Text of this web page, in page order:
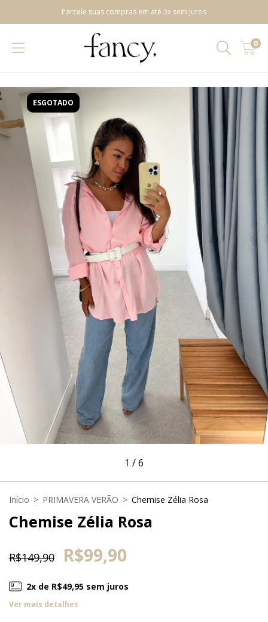
Parcele suas compras em até 3x sem juros
0
ESGOTADO
1 /6
Início > PRIMAVERA VERÃO > Chemise Zélia Rosa
Chemise Zélia Rosa
R$149,90 R$99,90
2x de R$49,95 sem juros
Ver mais detalhes